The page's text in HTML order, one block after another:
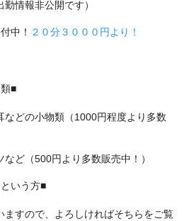
情報非公開です）
中！ ２０分３０００円より！
■
などの小物類（1000円程度より多数
ど（500円より多数販売中！）
いう方■
ますので、よろしければそちらをご覧